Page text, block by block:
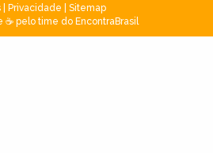
| Privacidade
Sitemap
pelo time do EncontraBrasil